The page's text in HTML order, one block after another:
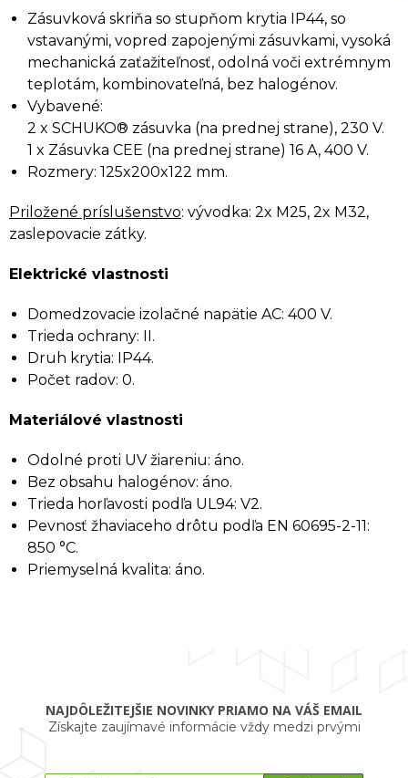
Zásuvková skriňa so stupňom krytia IP44, so
vstavanými, vopred zapojenými zásuvkami, vysoká
mechanická zaťažiteľnosť, odolná voči extrémnym
teplotám, kombinovateľná, bez halogénov.
Vybavené:
2 x SCHUKO® zásuvka (na prednej strane), 230 V.
1 x Zásuvka CEE (na prednej strane) 16 A, 400 V.
Rozmery: 125x200x122 mm.
Priložené príslušenstvo: vývodka: 2x M25, 2x M32,
zaslepovacie zátky.
Elektrické vlastnosti
Domedzovacie izolačné napätie AC: 400 V.
Trieda ochrany: II.
Druh krytia: IP44.
Počet radov: 0.
Materiálové vlastnosti
Odolné proti UV žiareniu: áno.
Bez obsahu halogénov: áno.
Trieda horľavosti podľa UL94: V2.
Pevnosť žhaviaceho drôtu podľa EN 60695-2-11:
850 °C.
Priemyselná kvalita: áno.
NAJDÔLEŽITEJŠIE NOVINKY PRIAMO NA VÁŠ EMAIL
Získajte zaujímavé informácie vždy medzi prvými